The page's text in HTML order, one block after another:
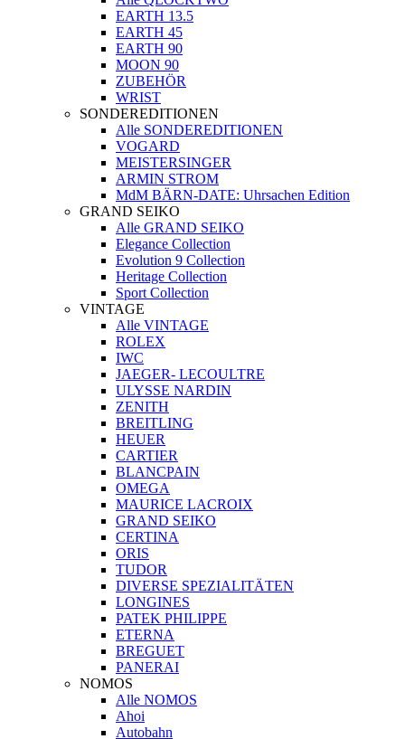
EARTH 13.5
EARTH 45
EARTH 90
MOON 90
ZUBEHÖR
WRIST
SONDEREDITIONEN
Alle SONDEREDITIONEN
VOGARD
MEISTERSINGER
ARMIN STROM
MdM BÄRN-DATE: Uhrsachen Edition
GRAND SEIKO
Alle GRAND SEIKO
Elegance Collection
Evolution 9 Collection
Heritage Collection
Sport Collection
VINTAGE
Alle VINTAGE
ROLEX
IWC
JAEGER- LECOULTRE
ULYSSE NARDIN
ZENITH
BREITLING
HEUER
CARTIER
BLANCPAIN
OMEGA
MAURICE LACROIX
GRAND SEIKO
CERTINA
ORIS
TUDOR
DIVERSE SPEZIALITÄTEN
LONGINES
PATEK PHILIPPE
ETERNA
BREGUET
PANERAI
NOMOS
Alle NOMOS
Ahoi
Autobahn